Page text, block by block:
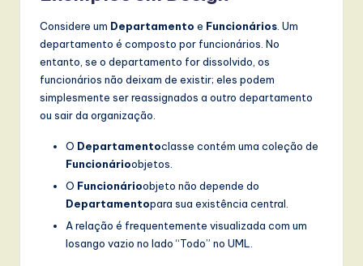
Considere um Departamento e Funcionários . Um
departamento é composto por funcionários. No
entanto, se o departamento for dissolvido, os
funcionários não deixam de existir; eles podem
simplesmente ser reassignados a outro departamento
ou sair da organização.
O Departamentoclasse contém uma coleção de
Funcionárioobjetos.
O Funcionárioobjeto não depende do
Departamentopara sua existência central.
A relação é frequentemente visualizada com um
losango vazio no lado “Todo” no UML.